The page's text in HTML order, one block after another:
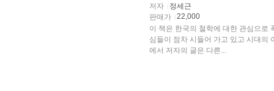
저자
정세근
판매가
22,000
이 책은 한국의 철학에 대한 관심으로
심들이 점차 시들어 가고 있고 시대의
에서 저자의 글은 다른...